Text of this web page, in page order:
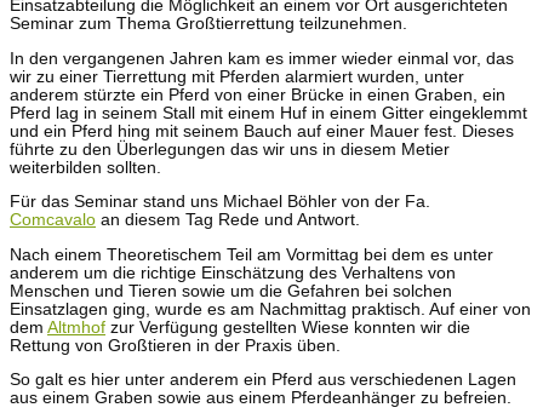
Einsatzabteilung die Möglichkeit an einem vor Ort ausgerichteten
Seminar zum Thema Großtierrettung teilzunehmen.
In den vergangenen Jahren kam es immer wieder einmal vor, das
wir zu einer Tierrettung mit Pferden alarmiert wurden, unter
anderem stürzte ein Pferd von einer Brücke in einen Graben, ein
Pferd lag in seinem Stall mit einem Huf in einem Gitter eingeklemmt
und ein Pferd hing mit seinem Bauch auf einer Mauer fest. Dieses
führte zu den Überlegungen das wir uns in diesem Metier
weiterbilden sollten.
Für das Seminar stand uns Michael Böhler von der Fa.
Comcavalo an diesem Tag Rede und Antwort.
Nach einem Theoretischem Teil am Vormittag bei dem es unter
anderem um die richtige Einschätzung des Verhaltens von
Menschen und Tieren sowie um die Gefahren bei solchen
Einsatzlagen ging, wurde es am Nachmittag praktisch. Auf einer von
dem Altmhof zur Verfügung gestellten Wiese konnten wir die
Rettung von Großtieren in der Praxis üben.
So galt es hier unter anderem ein Pferd aus verschiedenen Lagen
aus einem Graben sowie aus einem Pferdeanhänger zu befreien.